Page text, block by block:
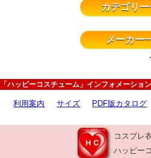
カテゴリ
メーカー
「ハッピーコスチューム」インフォメーション
利用案内 サイズ PDF版カタログ
コスプレ
ハッピー